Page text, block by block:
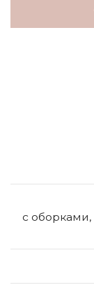
с оборками,